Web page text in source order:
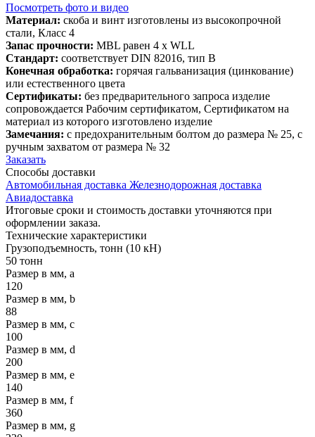
Посмотреть фото и видео
Материал: скоба и винт изготовлены из высокопрочной
стали, Класс 4
Запас прочности: MBL равен 4 x WLL
Стандарт: соответствует DIN 82016, тип B
Конечная обработка: горячая гальванизация (цинкование)
или естественного цвета
Сертификаты: без предварительного запроса изделие
сопровождается Рабочим сертификатом, Сертификатом на
материал из которого изготовлено изделие
Замечания: с предохранительным болтом до размера № 25, с
ручным захватом от размера № 32
Заказать
Способы доставки
Автомобильная доставка Железнодорожная доставка
Авиадоставка
Итоговые сроки и стоимость доставки уточняются при
оформлении заказа.
Технические характеристики
Грузоподъемность, тонн (10 кН)
50 тонн
Размер в мм, a
120
Размер в мм, b
88
Размер в мм, c
100
Размер в мм, d
200
Размер в мм, e
140
Размер в мм, f
360
Размер в мм, g